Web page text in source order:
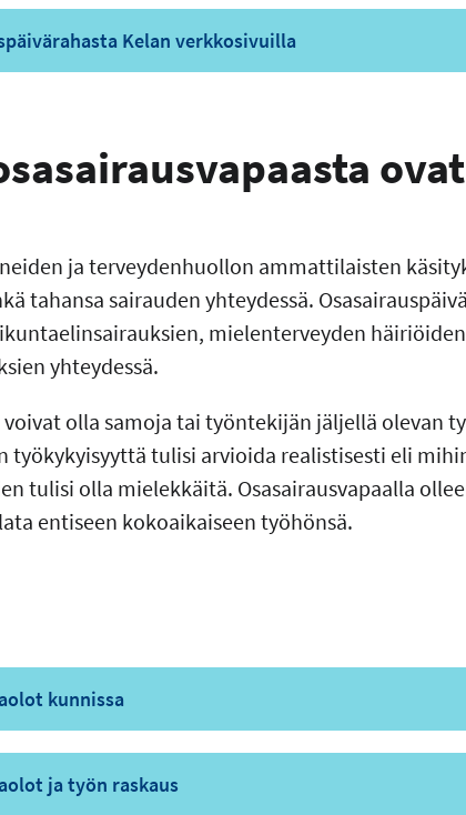
Kelan verkkosivuilla
ovat
ja terveydenhuollon ammattilaisten
tahansa sairauden yhteydessä.
mielenterveyden
yhteydessä.
olla samoja tai työntekijän jäljellä olevan
työkykyisyyttä tulisi arvioida realistisesti eli
tulisi olla mielekkäitä. Osasairausvapaalla
entiseen kokoaikaiseen työhönsä.
kunnissa
ja työn raskaus